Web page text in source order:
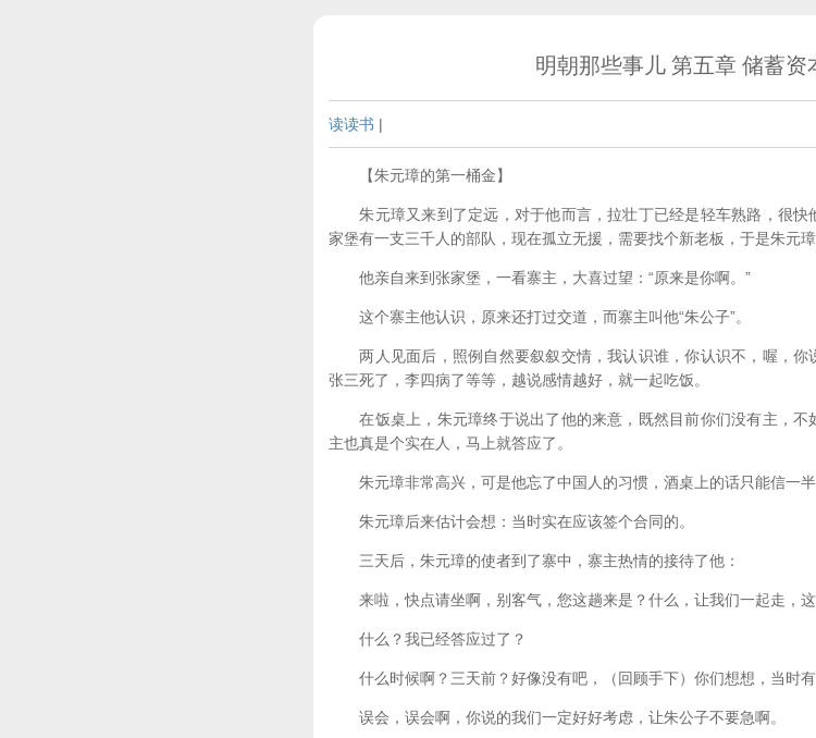
明朝那些事儿 第五章 储蓄资
读读书 |
【朱元璋的第一桶金】
朱元璋又来到了定远，对于他而言，拉壮丁已经是轻车熟路，很快
家堡有一支三千人的部队，现在孤立无援，需要找个新老板，于是朱元
他亲自来到张家堡，一看寨主，大喜过望：“原来是你啊。”
这个寨主他认识，原来还打过交道，而寨主叫他“朱公子”。
两人见面后，照例自然要叙叙交情，我认识谁，你认识不，喔，你
张三死了，李四病了等等，越说感情越好，就一起吃饭。
在饭桌上，朱元璋终于说出了他的来意，既然目前你们没有主，不
主也真是个实在人，马上就答应了。
朱元璋非常高兴，可是他忘了中国人的习惯，酒桌上的话只能信一半
朱元璋后来估计会想：当时实在应该签个合同的。
三天后，朱元璋的使者到了寨中，寨主热情的接待了他：
来啦，快点请坐啊，别客气，您这趟来是？什么，让我们一起走，这
什么？我已经答应过了？
什么时候啊？三天前？好像没有吧，（回顾手下）你们想想，当时有
误会，误会啊，你说的我们一定好好考虑，让朱公子不要急啊。